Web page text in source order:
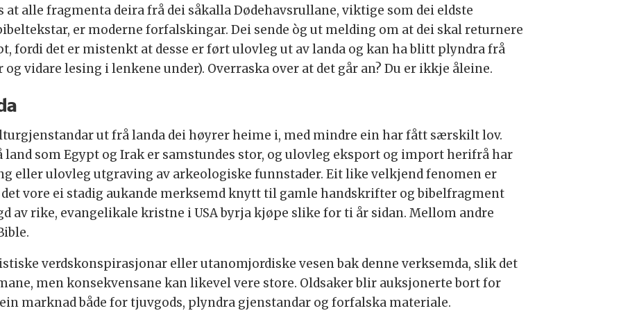
alle fragmenta deira frå dei såkalla Dødehavsrullane, viktige som dei eldste
er moderne forfalskingar. Dei sende òg ut melding om at dei skal returnere
fordi det er mistenkt at desse er ført ulovleg ut av landa og kan ha blitt plyndra frå
vidare lesing i lenkene under). Overraska over at det går an? Du er ikkje åleine.
ut frå landa dei høyrer heime i, med mindre ein har fått særskilt lov.
som Egypt og Irak er samstundes stor, og ulovleg eksport og import herifrå har
eller ulovleg utgraving av arkeologiske funnstader. Eit like velkjend fenomen er
vore ei stadig aukande merksemd knytt til gamle handskrifter og bibelfragment
av rike, evangelikale kristne i USA byrja kjøpe slike for ti år sidan. Mellom andre
verdskonspirasjonar eller utanomjordiske vesen bak denne verksemda, slik det
men konsekvensane kan likevel vere store. Oldsaker blir auksjonerte bort for
marknad både for tjuvgods, plyndra gjenstandar og forfalska materiale.